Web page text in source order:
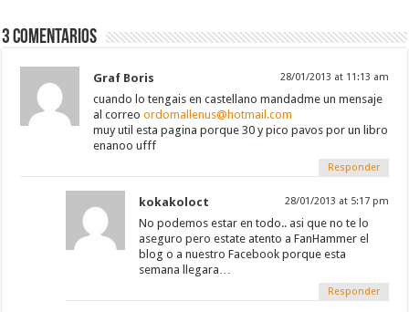
3 comentarios
Graf Boris 28/01/2013 at 11:13 am
cuando lo tengais en castellano mandadme un mensaje
al correoordomallenus@hotmail.com
muy util esta pagina porque 30 y pico pavos por un libro
enanoo ufff
Responder
kokakoloct 28/01/2013 at 5:17 pm
No podemos estar en todo.. asi que no te lo
aseguro pero estate atento a FanHammer el
blog o a nuestro Facebook porque esta
semana llegara…
Responder